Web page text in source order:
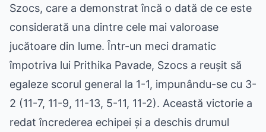
Szocs, care a demonstrat încă o dată de ce este
considerată una dintre cele mai valoroase
jucătoare din lume. Într-un meci dramatic
împotriva lui Prithika Pavade, Szocs a reușit să
egaleze scorul general la 1-1, impunându-se cu 3-
2 (11-7, 11-9, 11-13, 5-11, 11-2). Această victorie a
redat încrederea echipei și a deschis drumul